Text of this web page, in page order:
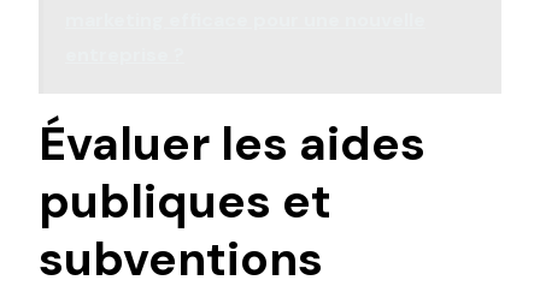
Évaluer les aides
publiques et
subventions